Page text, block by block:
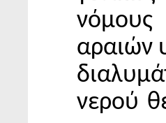
αραιών
νερού